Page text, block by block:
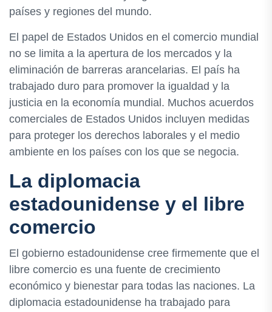
países y regiones del mundo.
El papel de Estados Unidos en el comercio mundial
no se limita a la apertura de los mercados y la
eliminación de barreras arancelarias. El país ha
trabajado duro para promover la igualdad y la
justicia en la economía mundial. Muchos acuerdos
comerciales de Estados Unidos incluyen medidas
para proteger los derechos laborales y el medio
ambiente en los países con los que se negocia.
La diplomacia
estadounidense y el libre
comercio
El gobierno estadounidense cree firmemente que el
libre comercio es una fuente de crecimiento
económico y bienestar para todas las naciones. La
diplomacia estadounidense ha trabajado para